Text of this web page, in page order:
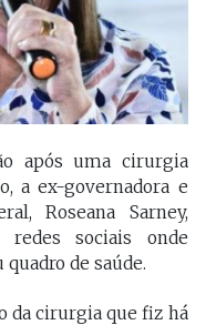
após uma cirurgia
a ex-governadora e
Roseana Sarney,
sociais onde
de saúde.
da cirurgia que fiz há